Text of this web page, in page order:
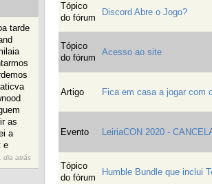
tarde
as
a
e
dia atrás
Tópico
do fórum
Discord Abre o Jogo?
Tópico
do fórum
Acesso ao site
Artigo Fica em casa a jogar com
Evento LeiriaCON 2020 -
Tópico
do fórum
Humble Bundle que inclui